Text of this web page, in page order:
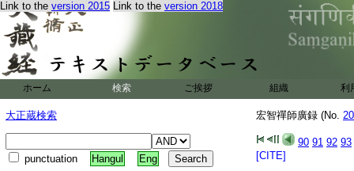
Link to the version 2015 Link to the version 2018
ホーム 検索 ご挨拶 組織 利
大正蔵検索
punctuation Hangul Eng
宏智禪師廣録 (No.
90 91 92 93
[CITE]
下呑佛語。溪東溪
著。一箇拳頭得用
無奈甕虀何
泉州王道友捨簟乞
眞戒大師求頌
媚龍淵。湛照自家
眼。不翅有千千
謝通講師五偈并引
前年過我得少款